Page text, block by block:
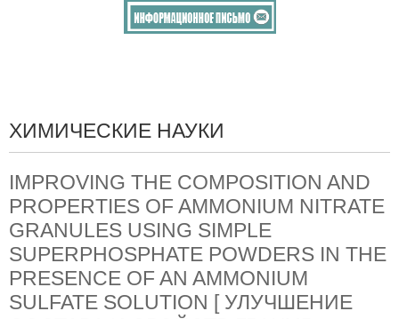
ХИМИЧЕСКИЕ НАУКИ
IMPROVING THE COMPOSITION AND
PROPERTIES OF AMMONIUM NITRATE
GRANULES USING SIMPLE
SUPERPHOSPHATE POWDERS IN THE
PRESENCE OF AN AMMONIUM
SULFATE SOLUTION [ УЛУЧШЕНИЕ